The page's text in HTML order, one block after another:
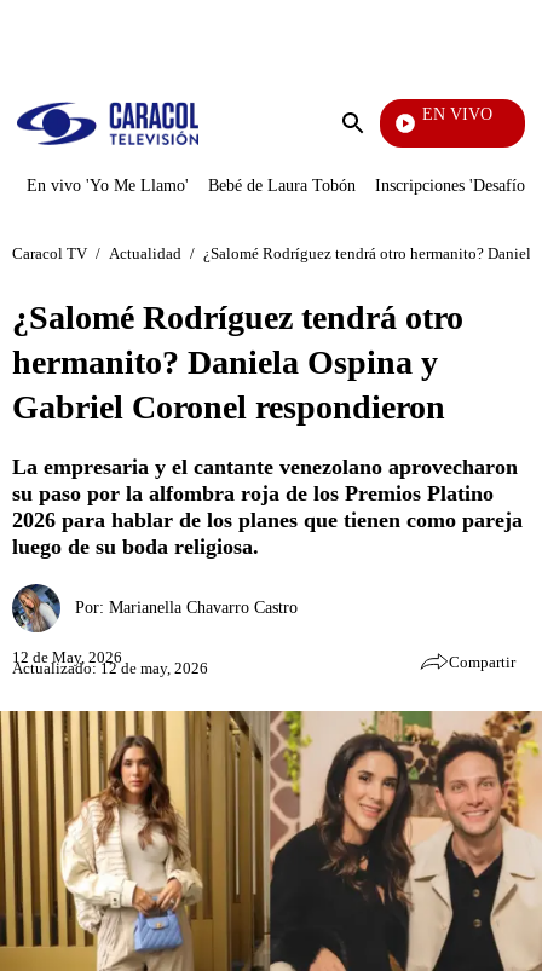
Enviar
EN VIVO
En vivo 'Yo Me Llamo' Bebé de Laura Tobón Inscripciones 'Desafío'
Caracol TV / Actualidad / ¿Salomé Rodríguez tendrá otro hermanito?
¿Salomé Rodríguez tendrá otro
hermanito? Daniela Ospina y
Gabriel Coronel respondieron
La empresaria y el cantante venezolano aprovecharon
su paso por la alfombra roja de los Premios Platino
2026 para hablar de los planes que tienen como pareja
luego de su boda religiosa.
Por: Marianella Chavarro Castro
12 de May, 2026
Actualizado: 12 de may, 2026 Compartir